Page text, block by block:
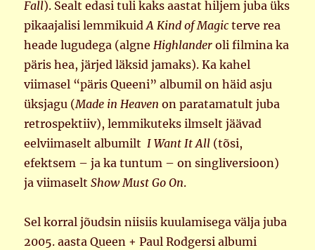
Fall). Sealt edasi tuli kaks aastat hiljem juba üks
pikaajalisi lemmikuidA Kind of Magic terve rea
heade lugudega (algneHighlander oli filmina ka
päris hea, järjed läksid jamaks). Ka kahel
viimasel “päris Queeni” albumil on häid asju
üksjagu (Made in Heaven on paratamatult juba
retrospektiiv), lemmikuteks ilmselt jäävad
eelviimaselt albumiltI Want It All (tõsi,
efektsem – ja ka tuntum – on singliversioon)
ja viimaseltShow Must Go On.
Sel korral jõudsin niisiis kuulamisega välja juba
2005. aasta Queen + Paul Rodgersi albumi